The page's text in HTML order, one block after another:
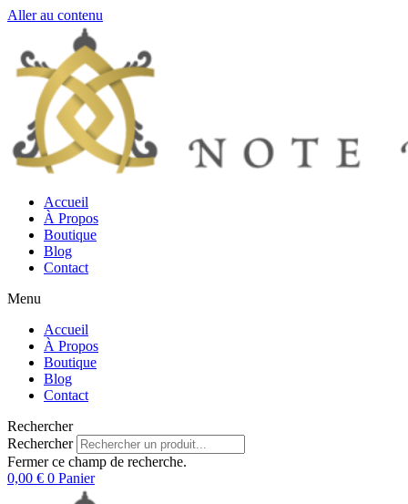
Aller au contenu
Accueil
À Propos
Boutique
Blog
Contact
Menu
Accueil
À Propos
Boutique
Blog
Contact
Rechercher
Rechercher
Fermer ce champ de recherche.
0,00 € 0 Panier